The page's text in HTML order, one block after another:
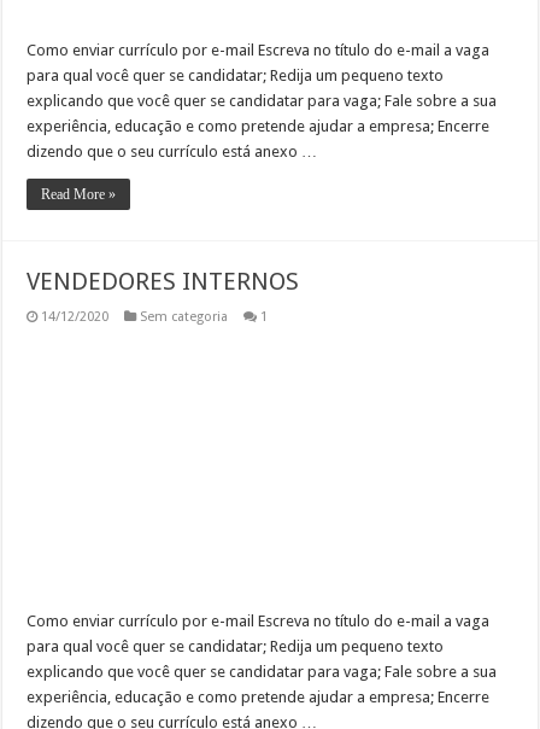
Como enviar currículo por e-mail Escreva no título do e-mail a vaga
para qual você quer se candidatar; Redija um pequeno texto
explicando que você quer se candidatar para vaga; Fale sobre a sua
experiência, educação e como pretende ajudar a empresa; Encerre
dizendo que o seu currículo está anexo …
Read More »
VENDEDORES INTERNOS
14/12/2020 Sem categoria 1
Como enviar currículo por e-mail Escreva no título do e-mail a vaga
para qual você quer se candidatar; Redija um pequeno texto
explicando que você quer se candidatar para vaga; Fale sobre a sua
experiência, educação e como pretende ajudar a empresa; Encerre
dizendo que o seu currículo está anexo …